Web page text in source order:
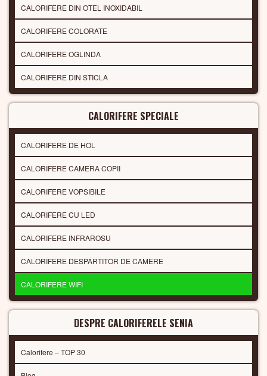
CALORIFERE DIN OTEL INOXIDABIL
CALORIFERE COLORATE
CALORIFERE OGLINDA
CALORIFERE DIN STICLA
CALORIFERE SPECIALE
CALORIFERE DE HOL
CALORIFERE CAMERA COPII
CALORIFERE VOPSIBILE
CALORIFERE CU LED
CALORIFERE INFRAROSU
CALORIFERE DESPARTITOR DE CAMERE
CALORIFERE WIFI
DESPRE CALORIFERELE SENIA
Calorifere – TOP 30